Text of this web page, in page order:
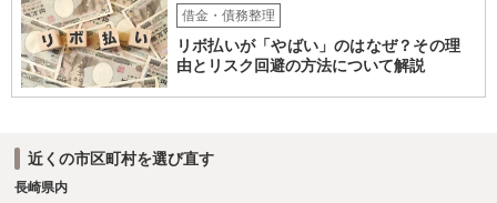
借金・債務整理
リボ払いが「やばい」のはなぜ？その理
由とリスク回避の方法について解説
近くの市区町村を選び直す
長崎県内